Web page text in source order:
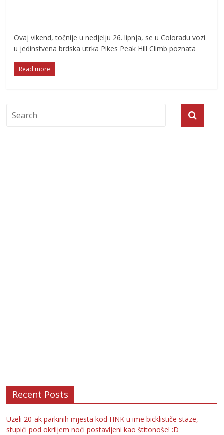
Ovaj vikend, točnije u nedjelju 26. lipnja, se u Coloradu vozi
u jedinstvena brdska utrka Pikes Peak Hill Climb poznata
Read more
Recent Posts
Uzeli 20-ak parkinih mjesta kod HNK u ime bicklističe staze,
stupići pod okriljem noći postavljeni kao štitonoše! :D